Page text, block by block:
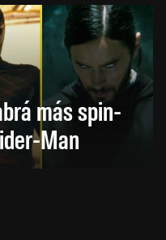
más spin-
Man